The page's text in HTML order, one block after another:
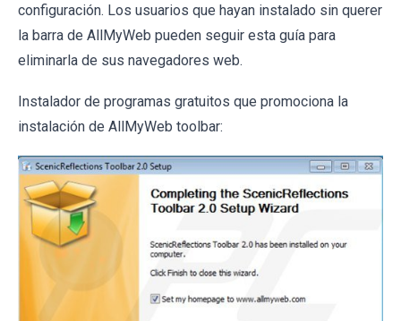
configuración. Los usuarios que hayan instalado sin querer
la barra de AllMyWeb pueden seguir esta guía para
eliminarla de sus navegadores web.
Instalador de programas gratuitos que promociona la
instalación de AllMyWeb toolbar: